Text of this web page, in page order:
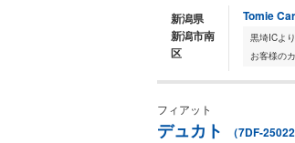
新潟県
新潟市南
区
Tomie
黒埼ICよ
お客様の
フィアット
デュカト （7DF-25022